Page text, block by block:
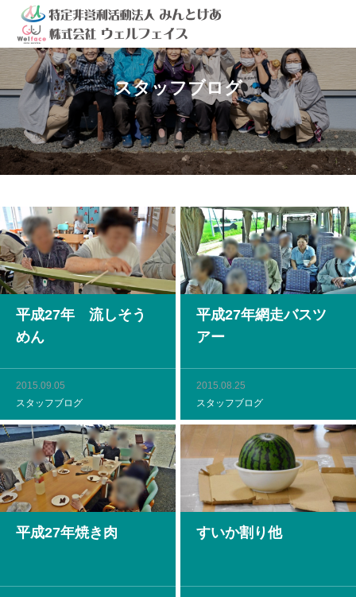
スタッフブログ
平成27年 流しそう
めん
2015.09.05
スタッフブログ
平成27年網走バスツ
アー
2015.08.25
スタッフブログ
平成27年焼き肉 すいか割り他